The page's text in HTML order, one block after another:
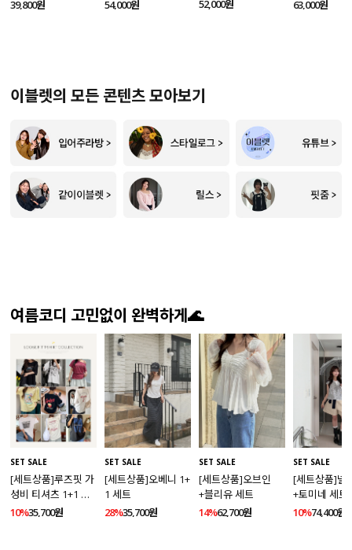
39,800원 54,000원 52,000원 63,000원
이블렛의 모든 콘텐츠 모아보기
여름코디 고민없이 완벽하게🌊
SET SALE
[세트상품]루즈핏 가
성비 티셔츠 1+1 세
트
10%35,700원
SET SALE
[세트상품]오베니 1+
1 세트
28%35,700원
SET SALE
[세트상품]오브인
+블리유 세트
14%62,700원
SET SALE
[세트상품]넬
+토미네 세트
10%74,400원